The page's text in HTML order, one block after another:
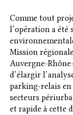
Comme tout
l’opération a été
Mission
Auvergne-
d’élargir
parking-relais
secteurs
et rapide à cette